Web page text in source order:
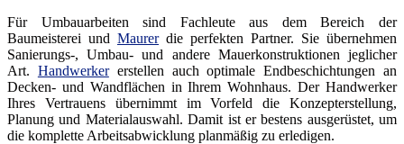
Für Umbauarbeiten sind Fachleute aus dem Bereich der
Baumeisterei und Maurerdie perfekten Partner. Sie übernehmen
Sanierungs-, Umbau- und andere Mauerkonstruktionen jeglicher
Art. Handwerkererstellen auch optimale Endbeschichtungen an
Decken- und Wandflächen in Ihrem Wohnhaus. Der Handwerker
Ihres Vertrauens übernimmt im Vorfeld die Konzepterstellung,
Planung und Materialauswahl. Damit ist er bestens ausgerüstet, um
die komplette Arbeitsabwicklung planmäßig zu erledigen.